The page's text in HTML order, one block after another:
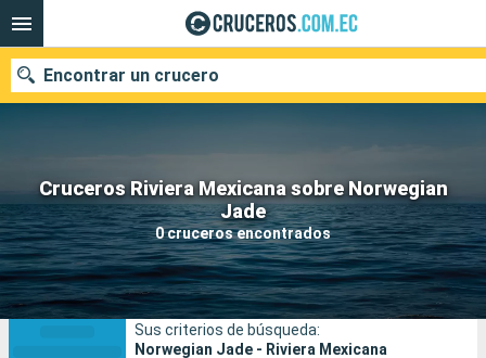
Cruceros Riviera Mexicana sobre Norwegian
Jade
0 cruceros encontrados
Encontrar un crucero
Nuestros destinos
Fecha de salida
Puertos Compañías
Buscar
Sus criterios de búsqueda:
Norwegian Jade - Riviera Mexicana